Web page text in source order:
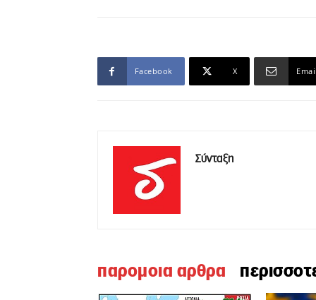
Facebook X Email
Σύνταξη
παρομοια αρθρα